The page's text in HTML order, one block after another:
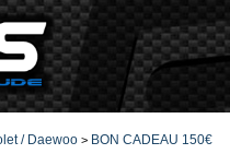
/ Daewoo> BON CADEAU 150€